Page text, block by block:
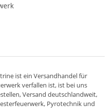
ist ein Versandhandelfür
verfallen ist, ist bei uns
Versand deutschlandweit,
, Pyrotechnik und